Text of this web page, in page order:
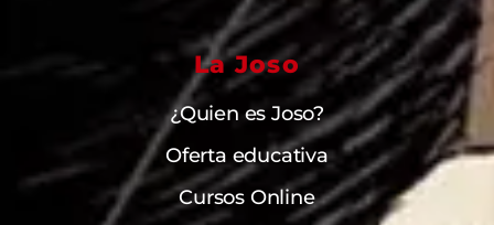
La Joso
¿Quien es Joso?
Oferta educativa
Cursos Online